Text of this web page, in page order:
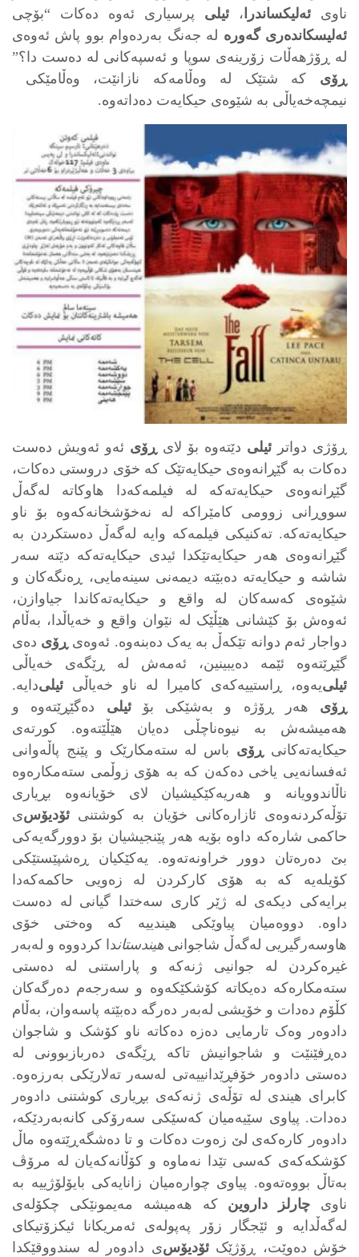
ناوی ئه‌لیکساندرا ، ئیلی پرسیاری ئه‌وه‌ ده‌کات “بۆچی
ئه‌لیسکانده‌ری گه‌وره‌ له‌ جه‌نگ به‌رده‌وام بوو پاش ئه‌وه‌ی
له‌ ڕۆژهه‌ڵات زۆرینه‌ی سوپا و ئه‌سپه‌کانی له‌ ده‌ست دا؟”
ڕۆی که‌ شتێک له‌ وه‌ڵامه‌که‌ نازانێت، وه‌ڵامێکی
نیمچه‌خه‌یاڵی به‌ شێوه‌ی حیکایه‌ت ده‌داته‌وه‌.
ڕۆژی دواتر ئیلی دێته‌وه‌ بۆ لای ڕۆی ئه‌و ئه‌ویش ده‌ست
ده‌کات به‌ گێڕانه‌وه‌ی حیکایه‌تێک که‌ خۆی دروستی ده‌کات،
گێڕانه‌وه‌ی حیکایه‌ته‌که‌ له‌ فیلمه‌که‌دا هاوکاته‌ له‌گه‌ڵ
سووڕانی زوومی کامێراکه‌ له‌ نه‌خۆشخانه‌که‌وه‌ بۆ ناو
حیکایه‌ته‌که‌. ته‌کنیکی فیلمه‌که‌ وایه‌ له‌گه‌ڵ ده‌ستکردن به‌
گێڕانه‌وه‌ی هه‌ر حیکایه‌تێکدا ئیدی حیکایه‌ته‌که‌ دێته‌ سه‌ر
شاشه‌ و حیکایه‌ته‌ ده‌بێته‌ دیمه‌نی سینه‌مایی، ڕه‌نگه‌کان و
شێوه‌ی که‌سه‌کان له‌ واقع و حیکایه‌ته‌کاندا جیاوازن،
ئه‌وه‌ش بۆ کێشانی هێڵێک له‌ نێوان واقع و خه‌یاڵدا، به‌ڵام
دواجار ئه‌م دوانه‌ تێکه‌ڵ به‌ یه‌ک ده‌بنه‌وه‌. ئه‌وه‌ی ڕۆی ده‌ی
گێڕێته‌وه‌ ئێمه‌ ده‌یبینین، ئه‌مه‌ش له‌ ڕێگه‌ی خه‌یاڵی
ئیلی‌یه‌وه‌، ڕاستییه‌که‌ی کامیرا له ناو خه‌یاڵی ئیلی‌دایه‌.
ڕۆی هه‌ر ڕۆژه‌ و به‌شێکی بۆئیلی ده‌گێڕێته‌وه‌ و
هه‌میشه‌ش به‌ نیوه‌ناچڵی ده‌یان هێڵێته‌وه‌. کورته‌ی
حیکایه‌ته‌کانی ڕۆی باس له‌ سته‌مکارێک و پێنج پاڵه‌وانی
ئه‌فسانه‌یی یاخی ده‌که‌ن که‌ به‌ هۆی زوڵمی سته‌مکاره‌وه‌
ناڵاندوویانه‌ و هه‌ریه‌کێکیشیان لای خۆیانه‌وه‌ بڕیاری
تۆڵه‌کردنه‌وه‌ی ئازاره‌کانی خۆیان به‌ کوشتنی ئۆدیۆس‌ی
حاکمی شاره‌که‌ داوه‌ بۆیه‌ هه‌ر پێنجیشیان بۆ دوورگه‌یه‌کی
بێ‌ ده‌ره‌تان دوور خراونه‌ته‌وه‌. یه‌کێکیان ڕه‌شپێستێکی
کۆیله‌یه‌ که‌ به‌ هۆی کارکردن له‌ زه‌ویی حاکمه‌که‌دا
برایه‌کی دیکه‌ی له ‌ژێر کاری سه‌ختدا گیانی له ‌ده‌ست
داوه‌. دووه‌میان پیاوێکی هیندییه‌ که‌ وه‌ختی خۆی
هاوسەرگیریی له‌گه‌ڵ شاجوانی هیندستاندا کردووه‌ و له‌به‌ر
غیره‌کردن له‌ جوانیی ژنه‌که‌ و پاراستنی له‌ ده‌ستی
سته‌مکاره‌که‌ ده‌یکاته‌ کۆشکێکه‌وه‌ و سه‌رجه‌م ده‌رگەکان
کڵۆم ده‌دات و خۆیشی له‌به‌ر ده‌رگە ده‌بێته‌ پاسه‌وان، به‌ڵام
دادوەر وه‌ک تارمایی ده‌زه‌ ده‌کاته‌ ناو کۆشک و شاجوان
ده‌ڕفێنێت و شاجوانیش تاکه‌ ڕێگه‌ی ده‌ربازبوونی له‌
ده‌ستی دادوەر خۆفڕێدانییه‌تی له‌سه‌ر تەلارێکی به‌رزه‌وه‌.
کابرای هیندی له‌ تۆڵه‌ی ژنه‌که‌ی بڕیاری کوشتنی دادوەر
ده‌دات. پیاوی سێیه‌میان که‌سێکی سه‌رۆکی کانه‌به‌ردێکه‌،
دادوەر کاره‌که‌ی لێ‌ زه‌وت ده‌کات و تا ده‌شگه‌ڕێته‌وه‌ ماڵ
کۆشکه‌که‌ی که‌سی تێدا نه‌ماوه‌ و کۆڵانه‌که‌یان له‌ مرۆڤ
به‌تاڵ بووەته‌وه‌. پیاوی چواره‌میان زانایه‌کی بایۆلۆژییه‌ به‌
ناوی چارلز داروین که‌ هه‌میشه‌ مه‌یمونێکی چکۆله‌ی
له‌گه‌ڵدایه‌ و ئێجگار زۆر په‌پوله‌ی ئه‌مریکانا ئیکزۆتیکای
خۆش ده‌وێت، ڕۆژێکئۆدیۆس‌ی دادوەر له‌ سندووقێکدا